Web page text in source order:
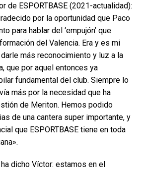
de ESPORTBASE (2021-actualidad):
por la oportunidad que Paco
para hablar del ‘empujón’ que
del Valencia. Era y es mi
más reconocimiento y luz a la
que por aquel entonces ya
fundamental del club. Siempre lo
más por la necesidad que ha
de Meriton. Hemos podido
de una cantera super importante, y
que ESPORTBASE tiene en toda
dicho Víctor: estamos en el